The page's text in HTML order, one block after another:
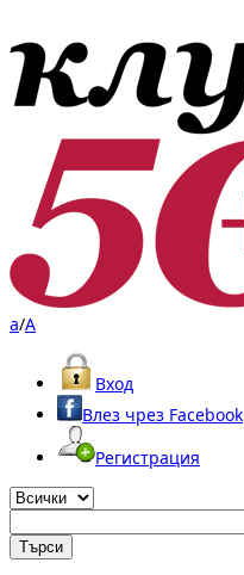
a/A
Вход
Влез чрез Facebook
Регистрация